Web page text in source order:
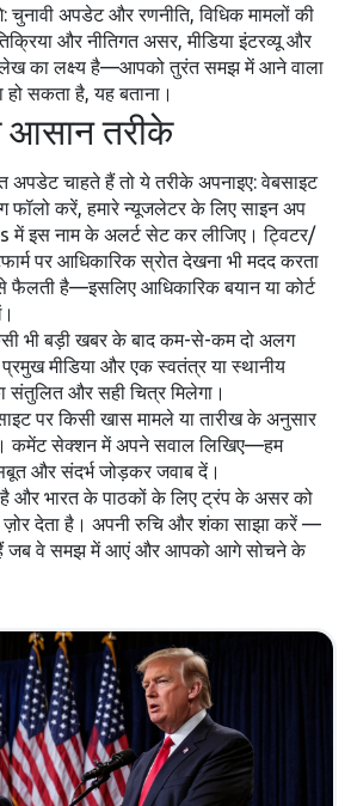
चुनावी अपडेट और रणनीति, विधिक मामलों की
और नीतिगत असर, मीडिया इंटरव्यू और
का लक्ष्य है—आपको तुरंत समझ में आने वाला
सकता है, यह बताना।
तरीके
अपडेट चाहते हैं तो ये तरीके अपनाइए: वेबसाइट
करें, हमारे न्यूजलेटर के लिए साइन अप
इस नाम के अलर्ट सेट कर लीजिए। ट्विटर/
पर आधिकारिक स्रोत देखना भी मदद करता
फैलती है—इसलिए आधिकारिक बयान या कोर्ट
भी बड़ी खबर के बाद कम-से-कम दो अलग
मीडिया और एक स्वतंत्र या स्थानीय
और सही चित्र मिलेगा।
पर किसी खास मामले या तारीख के अनुसार
कमेंट सेक्शन में अपने सवाल लिखिए—हम
और संदर्भ जोड़कर जवाब दें।
और भारत के पाठकों के लिए ट्रंप के असर को
ज़ोर देता है। अपनी रुचि और शंका साझा करें —
हैं जब वे समझ में आएं और आपको आगे सोचने के